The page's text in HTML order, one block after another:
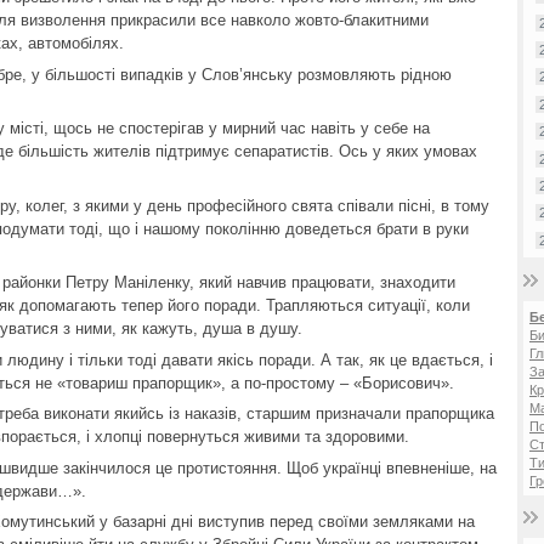
визволення прикрасили все навколо жовто-блакитними
автомобілях.
у більшості випадків у Слов’янську розмовляють рідною
місті, щось не спостерігав у мирний час навіть у себе на
більшість жителів підтримує сепаратистів. Ось у яких умовах
колег, з якими у день професійного свята співали пісні, в тому
тоді, що і нашому поколінню доведеться брати в руки
Петру Маніленку, який навчив працювати, знаходити
допомагають тепер його поради. Трапляються ситуації, коли
з ними, як кажуть, душа в душу.
і тільки тоді давати якісь поради. А так, як це вдається, і
не «товариш прапорщик», а по-простому – «Борисович».
виконати якийсь із наказів, старшим призначали прапорщика
і хлопці повернуться живими та здоровими.
закінчилося це протистояння. Щоб українці впевненіше, на
у базарні дні виступив перед своїми земляками на